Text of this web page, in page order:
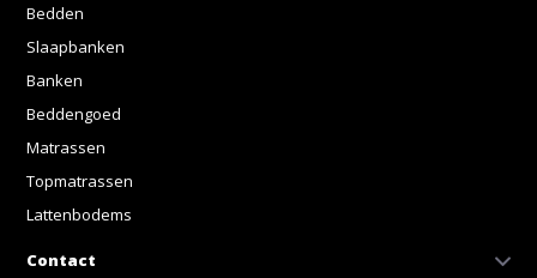
Bedden
Slaapbanken
Banken
Beddengoed
Matrassen
Topmatrassen
Lattenbodems
Contact